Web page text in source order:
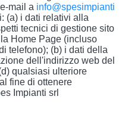
mail a info@spesimpianti
(a) i dati relativi alla
tecnici di gestione sito
Home Page (incluso
telefono); (b) i dati della
dell'indirizzo web del
qualsiasi ulteriore
fine di ottenere
Impianti srl